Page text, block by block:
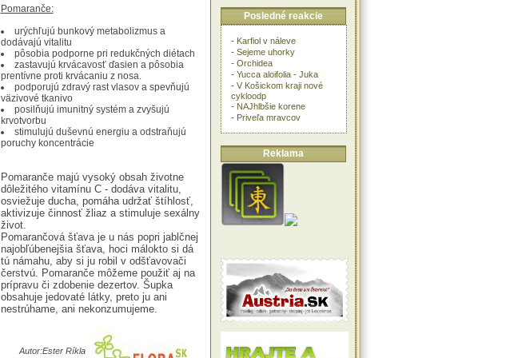
Pomaranče:
urýchľujú bunkový metabolizmus a
dodávajú vitalitu
pôsobia podporne pri redukčných diétach
zastavujú krvácavosť ďasien a pôsobia
prentívne proti krvácaniu z nosa.
podporujú zdravý rast vlasov a spevňujú
väzivové tkanivo
posilňujú imunitný systém a zvyšujú
krvotvorbu
stimulujú duševnú energiu a odstraňujú
poruchy koncentrácie
Pomaranče majú vysoký obsah životne
dôležitého vitamínu C - dodáva vitalitu,
osviežuje ducha, pomáha udržať štíhlosť,
aktivizuje činnosť žliaz a stimuluje sexálny
život.
Pomarančová šťava je u nás popri jablčnej
najobľúbenejšia šťava, hoci málokto si dá
tú námahu, aby si ju robil v odšťavovači
čerstvú. Pomaranče môžeme použiť aj na
prípravu či zdobenie dezertov. Šupka
obsahuje jedovaté látky, preto ju ani
nestrúhame, ani nekonzumujeme.
Autor:Ester Ríkla
Posledné reakcie
- Karfiol v náleve
- Sejeme uhorky
- Orchidea
- Yucca aloifolia - Juka
- V Košickom kraji nové
cykloodp
- NAJhlbšie korene
- Priveľa mravcov
Reklama